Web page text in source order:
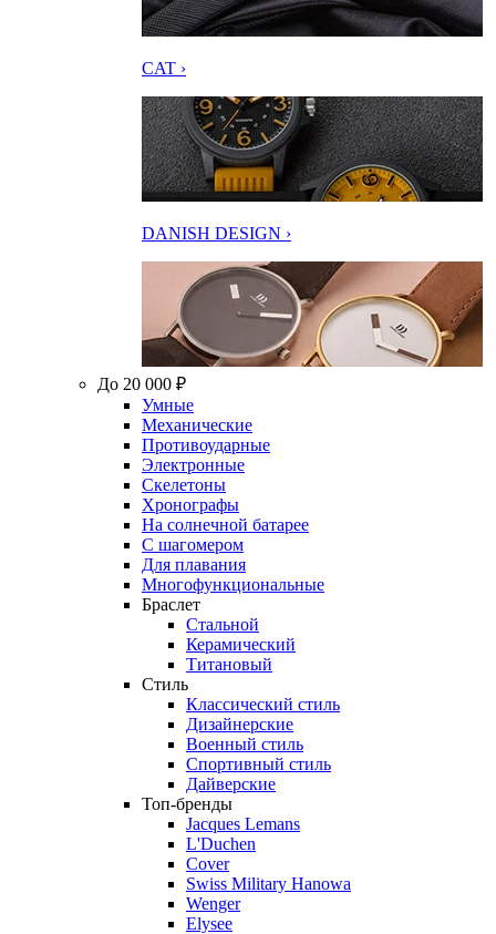
CAT ›
DANISH DESIGN ›
До 20 000 ₽
Умные
Механические
Противоударные
Электронные
Скелетоны
Хронографы
На солнечной батарее
С шагомером
Для плавания
Многофункциональные
Браслет
Стальной
Керамический
Титановый
Стиль
Классический стиль
Дизайнерские
Военный стиль
Спортивный стиль
Дайверские
Топ-бренды
Jacques Lemans
L'Duchen
Cover
Swiss Military Hanowa
Wenger
Elysee